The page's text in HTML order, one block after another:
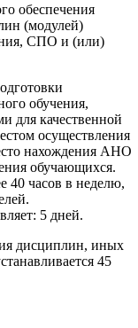
обеспечения
(модулей)
СПО и (или)
обучения,
для качественной
осуществления
нахождения АНО
обучающихся.
40 часов в неделю,
5 дней.
дисциплин, иных
45